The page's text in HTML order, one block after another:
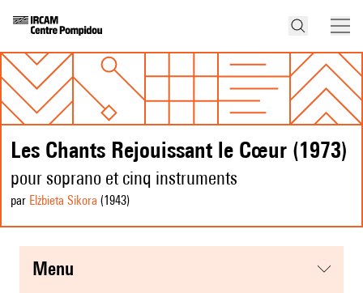
Les Chants Rejouissant le Cœur (1973)
pour soprano et cinq instruments
par Elżbieta Sikora (1943)
menu